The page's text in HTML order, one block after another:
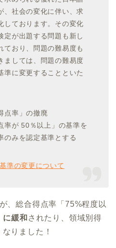
、社会の変化に伴い、求
しております。その変化
定が出題する問題も新し
ており、問題の難易度も
ましては、問題の難易度
準に変更することといた
点率」の撤廃
率が 50％以上」の基準を
のみを認定基準とする
準の変更について
、総合得点率「75%程度以
に緩和 されたり、領域別得
りました！